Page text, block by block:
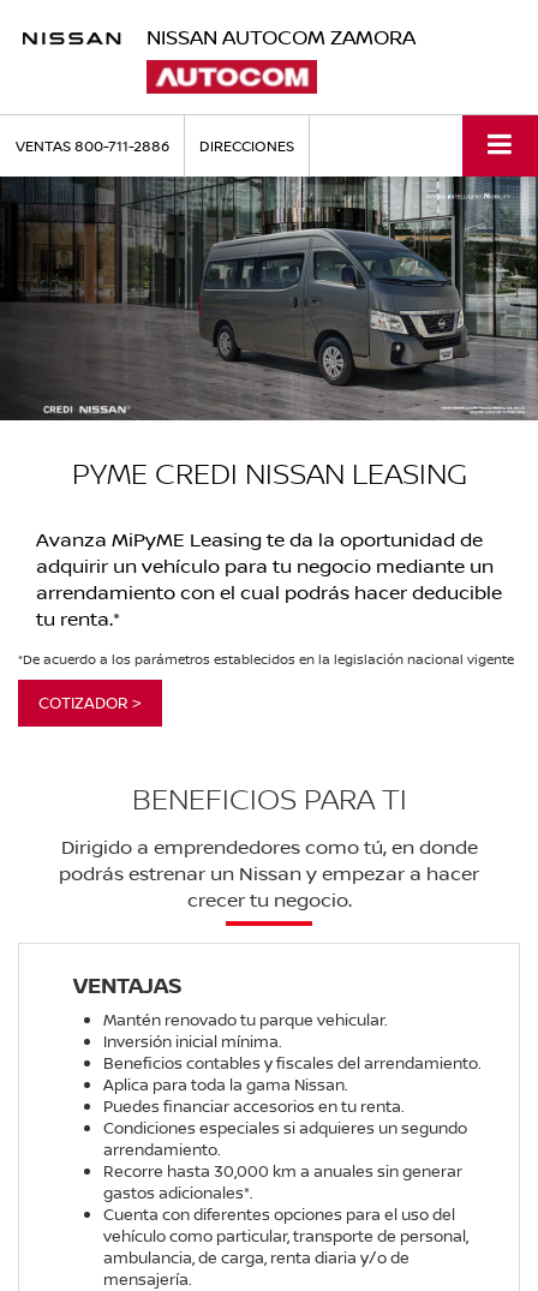
NISSAN AUTOCOM ZAMORA
VENTAS800-711-2886 DIRECCIONES
PYME CREDI NISSAN LEASING
Avanza MiPyME Leasing te da la oportunidad de
adquirir un vehículo para tu negocio mediante un
arrendamiento con el cual podrás hacer deducible
tu renta.*
*De acuerdo a los parámetros establecidos en la legislación nacional vigente
COTIZADOR >
BENEFICIOS PARA TI
Dirigido a emprendedores como tú, en donde
podrás estrenar un Nissan y empezar a hacer
crecer tu negocio.
VENTAJAS
Mantén renovado tu parque vehicular.
Inversión inicial mínima.
Beneficios contables y fiscales del arrendamiento.
Aplica para toda la gama Nissan.
Puedes financiar accesorios en tu renta.
Condiciones especiales si adquieres un segundo
arrendamiento.
Recorre hasta 30,000 km a anuales sin generar
gastos adicionales*.
Cuenta con diferentes opciones para el uso del
vehículo como particular, transporte de personal,
ambulancia, de carga, renta diaria y/o de
mensajería.